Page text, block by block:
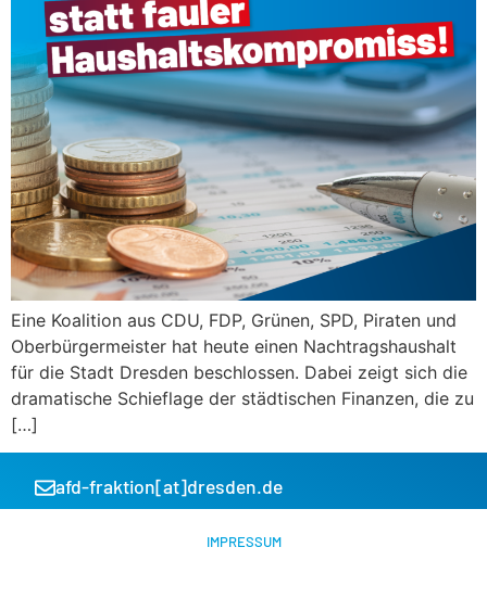
Eine Koalition aus CDU, FDP, Grünen, SPD, Piraten und
Oberbürgermeister hat heute einen Nachtragshaushalt
für die Stadt Dresden beschlossen. Dabei zeigt sich die
dramatische Schieflage der städtischen Finanzen, die zu
[…]
IMPRESSUM
afd-fraktion[at]dresden.de